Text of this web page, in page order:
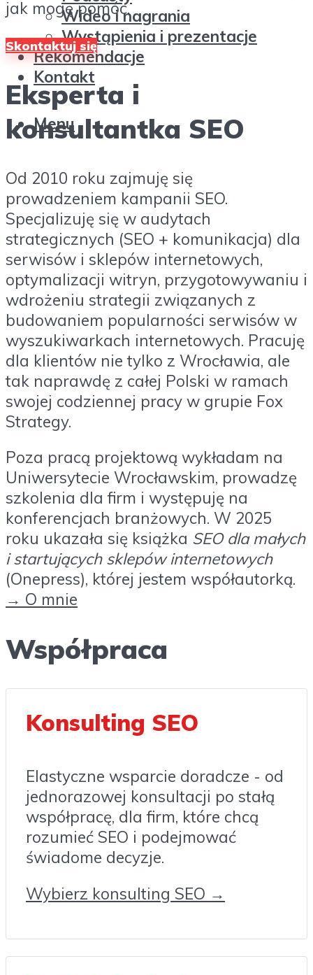
Wideo i nagrania
Wystąpienia i prezentacje
Rekomendacje
Kontakt
Menu
jak mogę pomóc.
Skontaktuj się
Eksperta i
konsultantka SEO
Od 2010 roku zajmuję się
prowadzeniem kampanii SEO.
Specjalizuję się w audytach
strategicznych (SEO + komunikacja) dla
serwisów i sklepów internetowych,
optymalizacji witryn, przygotowywaniu i
wdrożeniu strategii związanych z
budowaniem popularności serwisów w
wyszukiwarkach internetowych. Pracuję
dla klientów nie tylko z Wrocławia, ale
tak naprawdę z całej Polski w ramach
swojej codziennej pracy w grupie Fox
Strategy.
Poza pracą projektową wykładam na
Uniwersytecie Wrocławskim, prowadzę
szkolenia dla firm i występuję na
konferencjach branżowych. W 2025
roku ukazała się książka SEO dla małych
i startujących sklepów internetowych
(Onepress), której jestem współautorką.
→ O mnie
Współpraca
Konsulting SEO
Elastyczne wsparcie doradcze - od
jednorazowej konsultacji po stałą
współpracę, dla firm, które chcą
rozumieć SEO i podejmować
świadome decyzje.
Wybierz konsulting SEO →